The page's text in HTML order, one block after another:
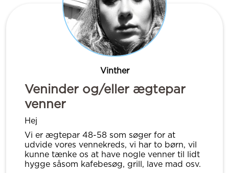
Vinther
Veninder og/eller ægtepar
venner
Hej
Vi er ægtepar 48-58 som søger for at
udvide vores vennekreds, vi har to børn, vil
kunne tænke os at have nogle venner til lidt
hygge såsom kafebesøg, grill, lave mad osv.